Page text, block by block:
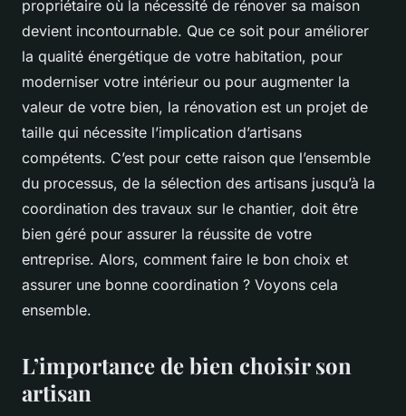
propriétaire où la nécessité de rénover sa maison
devient incontournable. Que ce soit pour améliorer
la qualité énergétique de votre habitation, pour
moderniser votre intérieur ou pour augmenter la
valeur de votre bien, la rénovation est un projet de
taille qui nécessite l’implication d’artisans
compétents. C’est pour cette raison que l’ensemble
du processus, de la sélection des artisans jusqu’à la
coordination des travaux sur le chantier, doit être
bien géré pour assurer la réussite de votre
entreprise. Alors, comment faire le bon choix et
assurer une bonne coordination ? Voyons cela
ensemble.
L’importance de bien choisir son
artisan